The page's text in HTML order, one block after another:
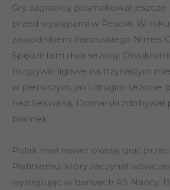
Gry zagranicą posmakował jeszcze
przed występami w Resovii. W roku
zawodnikiem francuskiego Nimes
Spędził tam dwa sezony.
rozgrywki ligowe na trzynastym
w pierwszym, jak i drugim sezonie
nad Sekwaną, Domarski zdobywał
bramek.
Polak miał nawet okazję grać
Platiniemu, który zaczynał
występując w barwach AS Nancy.